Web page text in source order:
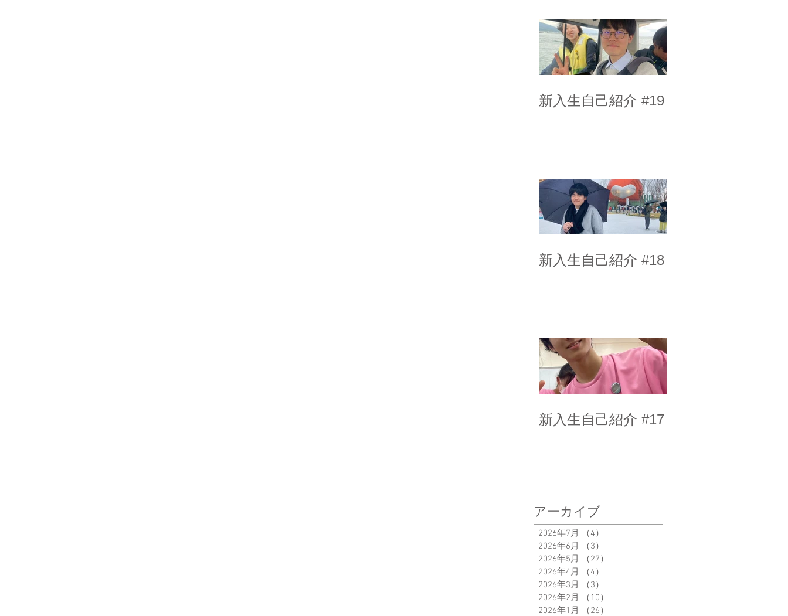
新入生自己紹介 #19
新入生自己紹介 #18
新入生自己紹介 #17
アーカイブ
2026年7月 （4）
2026年6月
（3）
2026年5月
（27）
2026年4月
（4）
2026年3月
（3）
2026年2月
（10）
2026年1月
（26）